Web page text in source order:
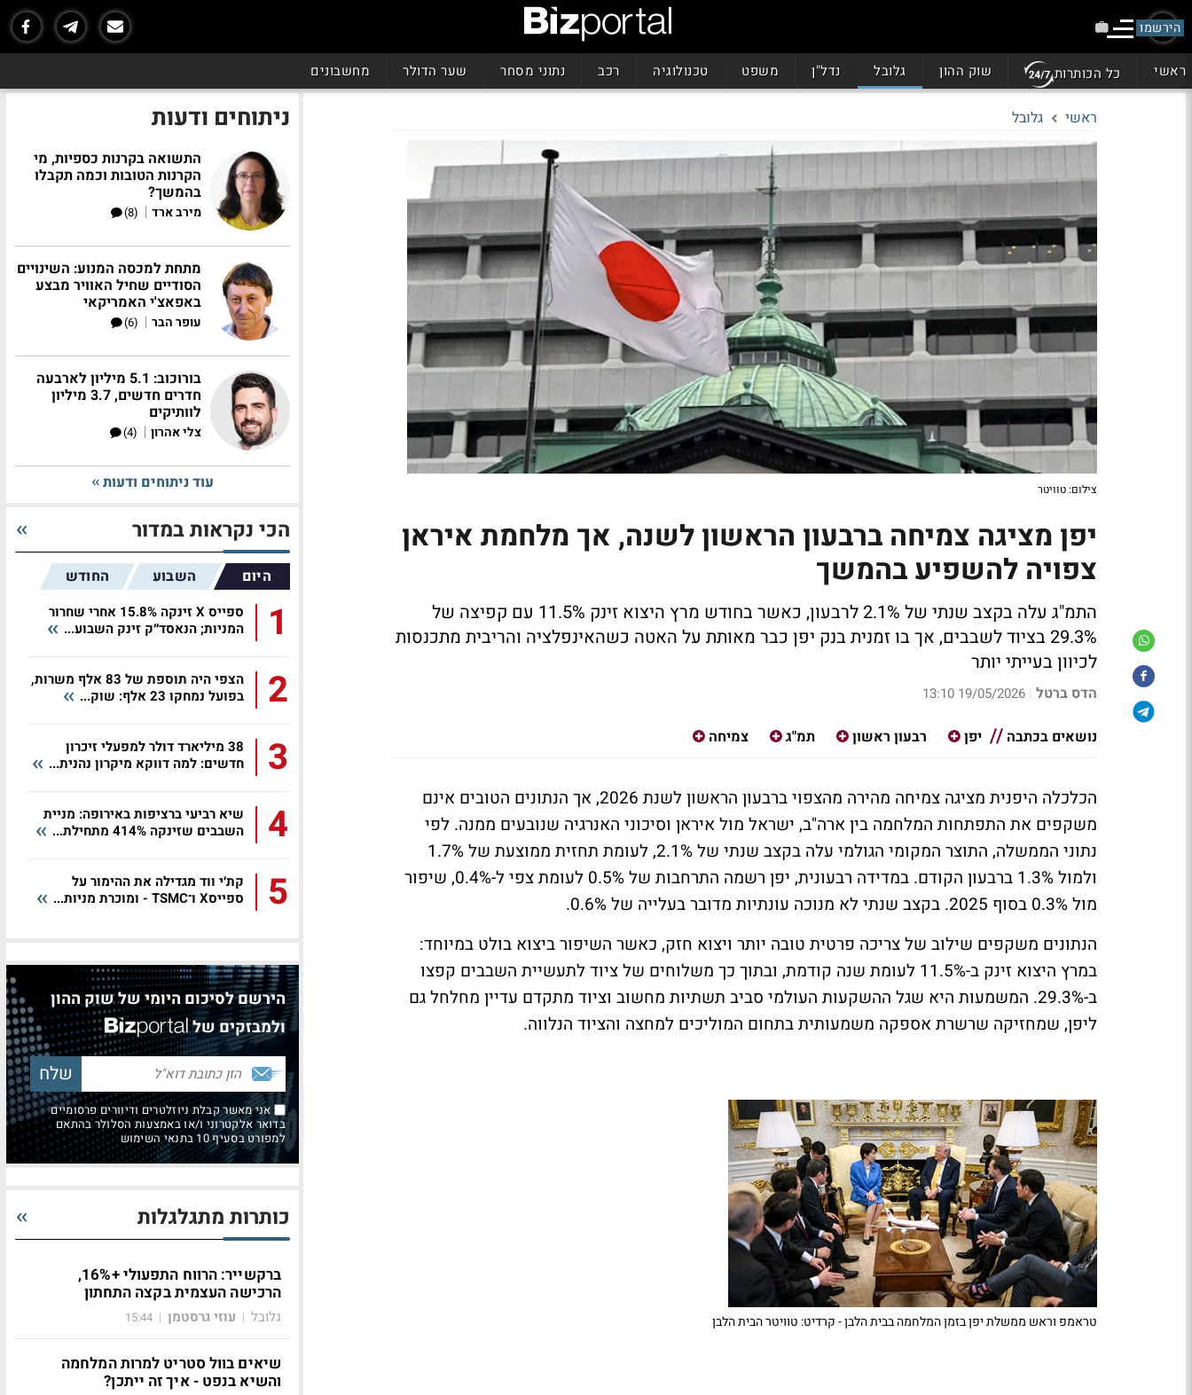
הירשמו
ראשי כל הכותרות שוק ההון גלובל נדל"ן משפט טכנולוגיה רכב נתוני מסחר שער הדולר מחשבונים
ראשי גלובל
צילום: טוויטר
יפן מציגה צמיחה ברבעון הראשון לשנה, אך מלחמת איראן
צפויה להשפיע בהמשך
התמ"ג עלה בקצב שנתי של 2.1% לרבעון, כאשר בחודש מרץ היצוא זינק 11.5% עם קפיצה של
29.3% בציוד לשבבים, אך בו זמנית בנק יפן כבר מאותת על האטה כשהאינפלציה והריבית מתכנסות
לכיוון בעייתי יותר
הדס ברטל |
19/05/2026 13:10
נושאים בכתבה יפן רבעון ראשון תמ"ג צמיחה
הכלכלה היפנית מציגה צמיחה מהירה מהצפוי ברבעון הראשון לשנת 2026, אך הנתונים הטובים אינם
משקפים את התפתחות המלחמה בין ארה"ב, ישראל מול איראן וסיכוני האנרגיה שנובעים ממנה. לפי
נתוני הממשלה, התוצר המקומי הגולמי עלה בקצב שנתי של 2.1%, לעומת תחזית ממוצעת של 1.7%
ולמול 1.3% ברבעון הקודם. במדידה רבעונית, יפן רשמה התרחבות של 0.5% לעומת צפי ל-0.4%, שיפור
מול 0.3% בסוף 2025. בקצב שנתי לא מנוכה עונתיות מדובר בעלייה של 0.6%.
הנתונים משקפים שילוב של צריכה פרטית טובה יותר ויצוא חזק, כאשר השיפור ביצוא בולט במיוחד:
במרץ היצוא זינק ב-11.5% לעומת שנה קודמת, ובתוך כך משלוחים של ציוד לתעשיית השבבים קפצו
ב-29.3%. המשמעות היא שגל ההשקעות העולמי סביב תשתיות מחשוב וציוד מתקדם עדיין מחלחל גם
ליפן, שמחזיקה שרשרת אספקה משמעותית בתחום המוליכים למחצה והציוד הנלווה.
טראמפ וראש ממשלת יפן בזמן המלחמה בבית הלבן - קרדיט: טוויטר הבית הלבן
ניתוחים ודעות
התשואה בקרנות כספיות, מי
הקרנות הטובות וכמה תקבלו
בהמשך?
מירב ארד |
(8)
מתחת למכסה המנוע: השינויים
הסודיים שחיל האוויר מבצע
באפאצ'י האמריקאי
עופר הבר |
(6)
בורוכוב: 5.1 מיליון לארבעה
חדרים חדשים, 3.7 מיליון
לוותיקים
צלי אהרון |
(4)
עוד ניתוחים ודעות
הכי נקראות במדור
היום השבוע החודש
1
ספייס X זינקה 15.8% אחרי שחרור
המניות; הנאסד״ק זינק השבוע...
2
הצפי היה תוספת של 83 אלף משרות,
בפועל נמחקו 23 אלף: שוק...
3
38 מיליארד דולר למפעלי זיכרון
חדשים: למה דווקא מיקרון נהנית...
4
שיא רביעי ברציפות באירופה: מניית
השבבים שזינקה 414% מתחילת...
5
קת׳י ווד מגדילה את ההימור על
ספייסX ו־TSMC - ומוכרת מניות...
הירשם לסיכום היומי של שוק ההון
ולמבזקים של
אני מאשר קבלת ניוזלטרים ודיוורים פרסומיים
בדואר אלקטרוני ו/או באמצעות הסלולר בהתאם
למפורט בסעיף 10 בתנאי השימוש
כותרות מתגלגלות
ברקשייר: הרווח התפעולי +16%,
הרכישה העצמית בקצה התחתון
גלובל | עוזי גרסטמן |
15:44
שיאים בוול סטריט למרות המלחמה
והשיא בנפט - איך זה ייתכן?